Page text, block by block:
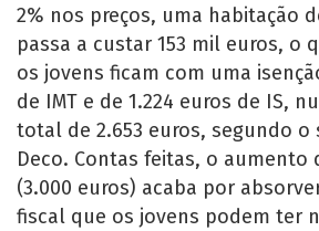
2% nos preços, uma habitação
passa a custar 153 mil euros, o
os jovens ficam com uma
de IMT e de 1.224 euros de IS,
total de 2.653 euros, segundo o
Deco. Contas feitas, o aumento
(3.000 euros) acaba por
fiscal que os jovens podem ter